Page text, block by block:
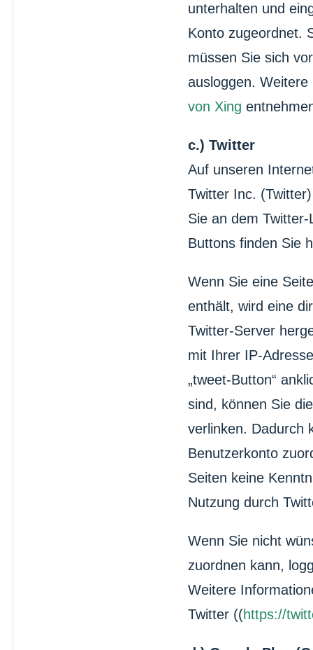
unterhalten und
Konto zugeordnet.
müssen Sie sich
ausloggen.
von Xing
c.) Twitter
Auf unseren
Twitter Inc.
Sie an dem
Buttons finden Sie
Wenn Sie eine
enthält, wird eine
Twitter-Server
mit Ihrer IP-
„tweet-Button“
sind, können Sie
verlinken. Dadurch
Benutzerkonto
Seiten keine
Nutzung durch
Wenn Sie nicht
zuordnen kann,
Weitere
Twitter ((https://